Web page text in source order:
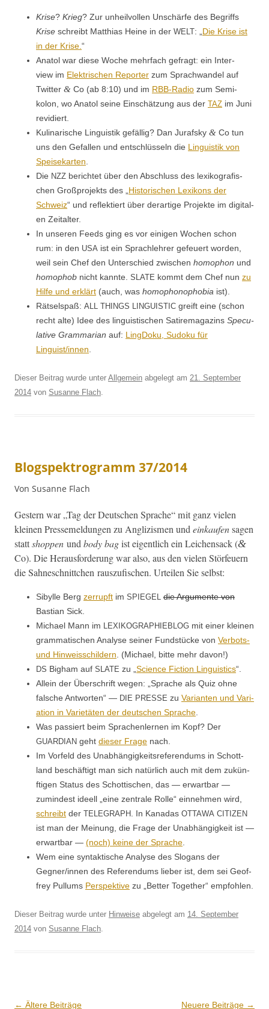
Krise? Krieg? Zur unheil­vollen Unschärfe des Begriffs
Krise schreibt Matthias Heine in der WELT: „ Die Krise ist
in der Krise. “
Ana­tol war diese Woche mehrfach gefragt: ein Inter­
view im Elek­trischen Reporter zum Sprach­wan­del auf
Twit­ter & Co (ab 8:10) und im RBB-Radio zum Semi­
kolon, wo Ana­tol seine Ein­schätzung aus der TAZ im Juni
revidiert.
Kuli­nar­ische Lin­guis­tik gefäl­lig? Dan Juraf­sky & Co tun
uns den Gefall­en und entschlüs­seln die Lin­guis­tik von
Speisekarten
Die NZZ berichtet über den Abschluss des lexiko­grafis­
chen Großpro­jek­ts des „ His­torischen Lexikons der
Schweiz“ und reflek­tiert über der­ar­tige Pro­jek­te im dig­i­tal­
en Zeitalter.
In unseren Feeds ging es vor eini­gen Wochen schon
rum: in den USA ist ein Sprach­lehrer gefeuert wor­den,
weil sein Chef den Unter­schied zwis­chen homophon und
homo­phob nicht kan­nte. SLATE kommt dem Chef nun zu
Hil­fe und erk­lärt (auch, was homophono­pho­bia ist).
Rät­selspaß: ALL THINGS LINGUISTIC greift eine (schon
recht alte) Idee des lin­guis­tis­chen Satiremagazins Spec­u­
la­tive Gram­mar­i­an auf: Ling­Doku, Sudoku für
Linguist/innen
Dieser Beitrag wurde unter Allgemein abgelegt am 21. September
2014 von Susanne Flach
Blogspektrogramm 37/2014
Von Susanne Flach
Gestern war „Tag der Deutschen Sprache“ mit ganz vie­len
kleinen Pressemel­dun­gen zu Anglizis­men undeinkaufensagen
stattshop­pen undbody bagist eigentlich ein Leichen­sack (&
Co). Die Her­aus­forderung war also, aus den vie­len Stör­feuern
die Sah­neschnittchen rauszu­fis­chen. Urteilen Sie selbst:
Sibylle Berg zer­rupft im SPIEGEL die Argu­mente von
Bas­t­ian Sick.
Michael Mann im LEXIKOGRAPHIEBLOG mit ein­er kleinen
gram­ma­tis­chen Analyse sein­er Fund­stücke von Ver­bots-
und Hin­weiss­childern . (Michael, bitte mehr davon!)
DS Bigham auf SLATE zu „ Sci­ence Fic­tion Lin­guis­tics“.
Allein der Über­schrift wegen: „Sprache als Quiz ohne
falsche Antworten“ — DIE PRESSE zu Vari­anten und Vari­
a­tion in Vari­etäten der deutschen Sprache
Was passiert beim Sprachen­ler­nen im Kopf? Der
GUARDIAN geht dieser Frage nach.
Im Vor­feld des Unab­hängigkeit­sref­er­en­dums in Schot­t­
land beschäftigt man sich natür­lich auch mit dem zukün­
fti­gen Sta­tus des Schot­tis­chen, das — erwart­bar —
zumin­d­est ideell „eine zen­trale Rolle“ ein­nehmen wird,
schreibt der TELEGRAPH . In Kanadas OTTAWA CITIZEN
ist man der Mei­n­ung, die Frage der Unab­hängigkeit ist —
erwart­bar — (noch) keine der Sprache
Wem eine syn­tak­tis­che Analyse des Slo­gans der
Gegner/innen des Ref­er­en­dums lieber ist, dem sei Geof­
frey Pul­lums Per­spek­tive zu „Bet­ter Togeth­er“ empfohlen.
Dieser Beitrag wurde unter Hinweise abgelegt am 14. September
2014 von Susanne Flach
Beitrags-
← Ältere Beiträge Neuere Beiträge →